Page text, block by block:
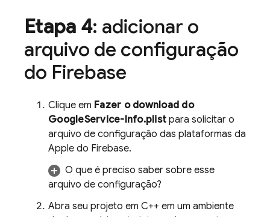
Etapa 4: adicionar o
arquivo de configuração
do Firebase
Clique em Fazer o download do
GoogleService-Info.plist para solicitar o
arquivo de configuração das plataformas da
Apple do Firebase.
O que é preciso saber sobre esse
arquivo de configuração?
Abra seu projeto em C++ em um ambiente